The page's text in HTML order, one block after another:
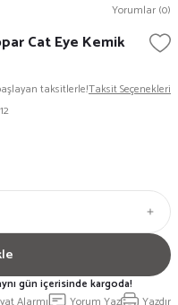
Yorumlar (0)
Cat Eye Kemik
taksitlerle!Taksit Seçenekleri
Alarmı Yorum Yaz Yazdır
gün içerisinde kargoda!